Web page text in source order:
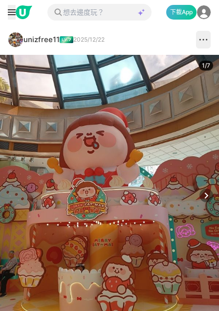
下載App
unizfree11 2025/12/22
1/7